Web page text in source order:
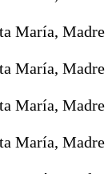
María, Madre
María, Madre
María, Madre
María, Madre